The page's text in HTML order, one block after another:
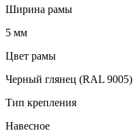
Ширина рамы
5 мм
Цвет рамы
Черный глянец (RAL 9005)
Тип крепления
Навесное